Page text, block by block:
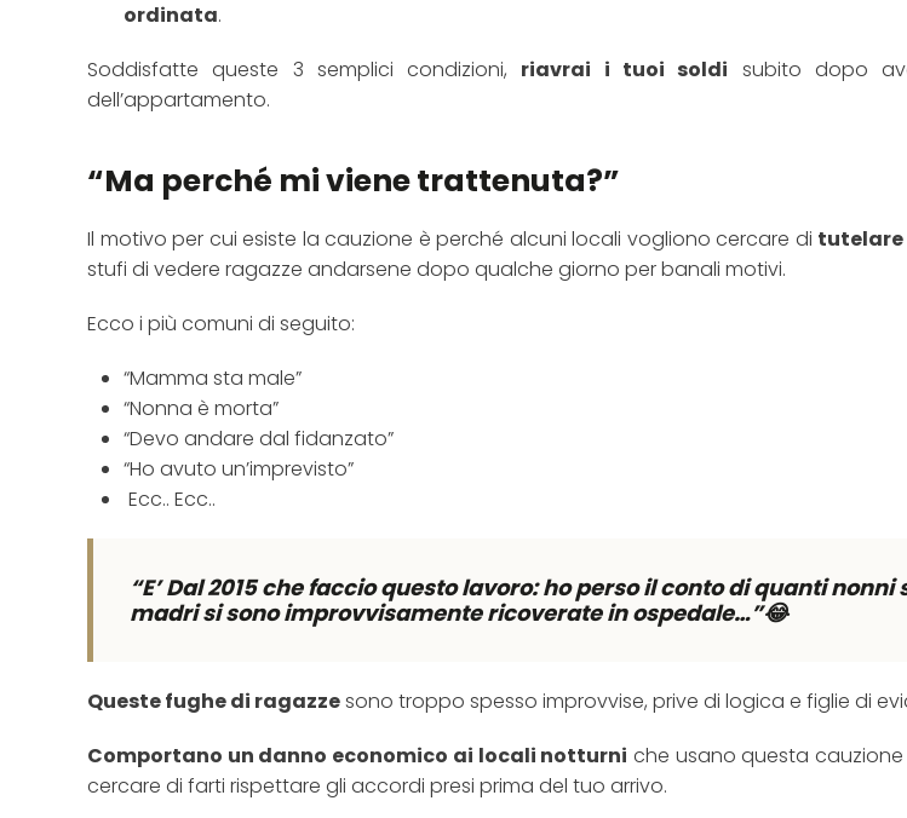
ordinata.
Soddisfatte queste 3 semplici condizioni, riavrai i tuoi soldi subito dopo
dell’appartamento.
“Ma perché mi viene trattenuta?”
Il motivo per cui esiste la cauzione è perché alcuni locali vogliono cercare di
stufi di vedere ragazze andarsene dopo qualche giorno per banali motivi.
Ecco i più comuni di seguito:
“Mamma sta male”
“Nonna è morta”
“Devo andare dal fidanzato”
“Ho avuto un’imprevisto”
Ecc.. Ecc..
“E’ Dal 2015 che faccio questo lavoro: ho perso il conto di quanti
madri si sono improvvisamente ricoverate in ospedale…”😂
Queste fughe di ragazzesono troppo spesso improvvise, prive di logica e figlie di
Comportano un danno economico ai locali notturni che usano questa
cercare di farti rispettare gli accordi presi prima del tuo arrivo.